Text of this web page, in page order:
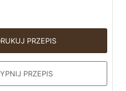
PRZEPIS
PRZEPIS